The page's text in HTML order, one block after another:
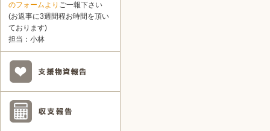
のフォームより ご一報下さい
(お返事に3週間程お時間を頂い
ております)
担当：小林